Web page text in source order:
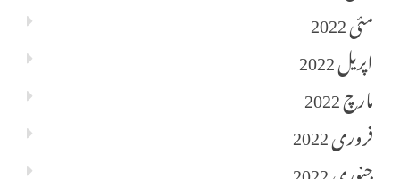
مئی 2022
اپریل 2022
مارچ 2022
فروری 2022